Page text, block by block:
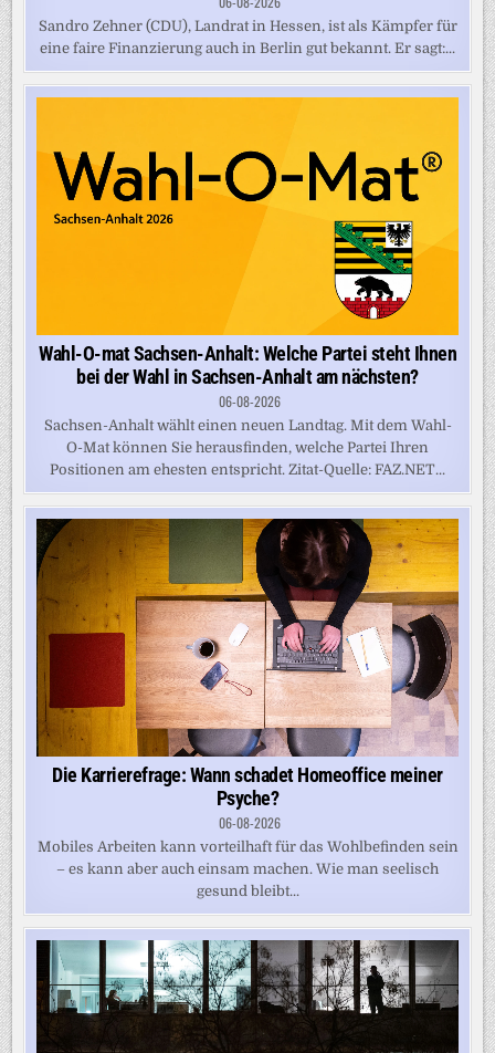
Sandro Zehner (CDU), Landrat in Hessen, ist als Kämpfer für
eine faire Finanzierung auch in Berlin gut bekannt. Er sagt:...
Wahl-O-mat Sachsen-Anhalt: Welche Partei steht Ihnen
bei der Wahl in Sachsen-Anhalt am nächsten?
06-08-2026
Sachsen-Anhalt wählt einen neuen Landtag. Mit dem Wahl-
O-Mat können Sie herausfinden, welche Partei Ihren
Positionen am ehesten entspricht. Zitat-Quelle: FAZ.NET...
Die Karrierefrage: Wann schadet Homeoffice meiner
Psyche?
06-08-2026
Mobiles Arbeiten kann vorteilhaft für das Wohlbefinden sein
– es kann aber auch einsam machen. Wie man seelisch
gesund bleibt...